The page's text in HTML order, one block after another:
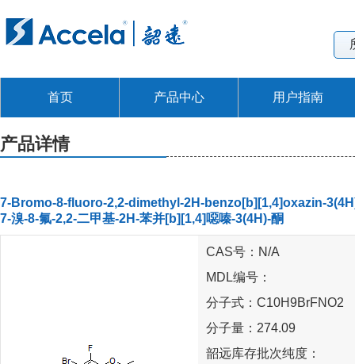
首页 产品中心 用户指南
产品详情
7-Bromo-8-fluoro-2,2-dimethyl-2H-benzo[b][1,4]oxazin-
7-溴-8-氟-2,2-二甲基-2H-苯并[b][1,4]噁嗪-3(4H)-酮
CAS号：N/A
MDL编号：
分子式：C10H9BrFNO2
分子量：274.09
韶远库存批次纯度：